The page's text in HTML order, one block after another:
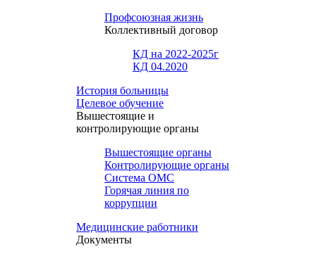
Профсоюзная жизнь
Коллективный договор
КД на 2022-2025г
КД 04.2020
История больницы
Целевое обучение
Вышестоящие и
контролирующие органы
Вышестоящие органы
Контролирующие органы
Система ОМС
Горячая линия по
коррупции
Медицинские работники
Документы